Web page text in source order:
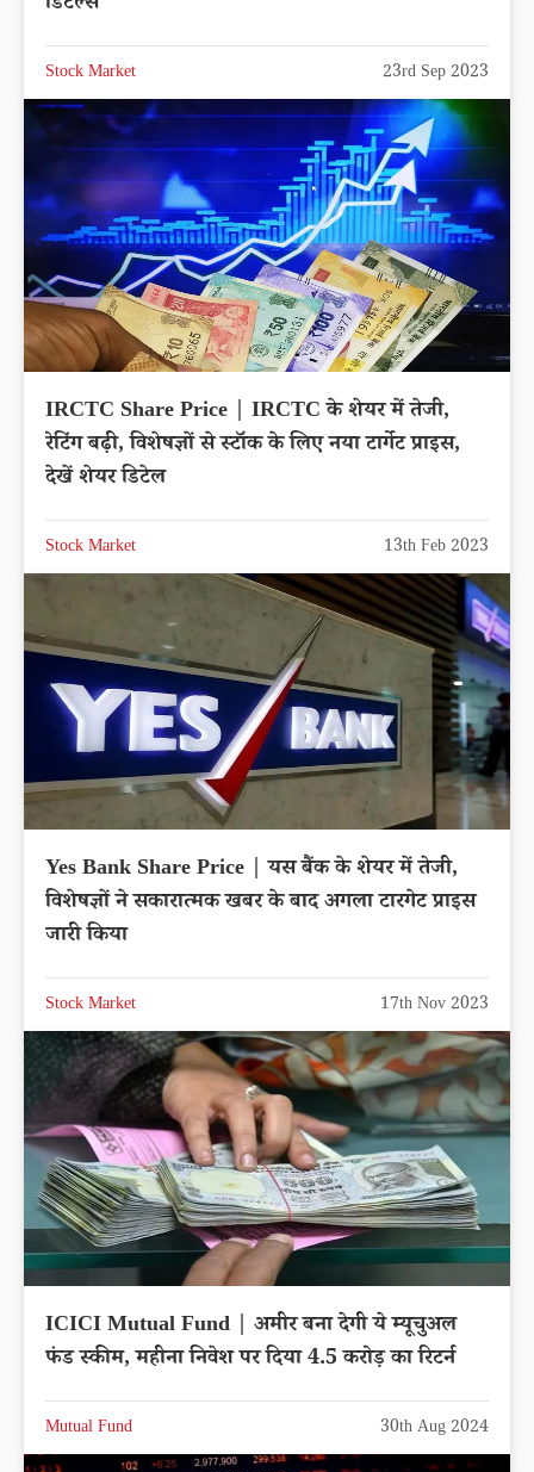
Stock Market 23rd Sep 2023
IRCTC Share Price | IRCTC के शेयर में तेजी,
रेटिंग बढ़ी, विशेषज्ञों से स्टॉक के लिए नया टार्गेट प्राइस,
देखें शेयर डिटेल
Stock Market 13th Feb 2023
Yes Bank Share Price | यस बैंक के शेयर में तेजी,
विशेषज्ञों ने सकारात्मक खबर के बाद अगला टारगेट प्राइस
जारी किया
Stock Market 17th Nov 2023
ICICI Mutual Fund | अमीर बना देगी ये म्यूचुअल
फंड स्कीम, महीना निवेश पर दिया 4.5 करोड़ का रिटर्न
Mutual Fund 30th Aug 2024